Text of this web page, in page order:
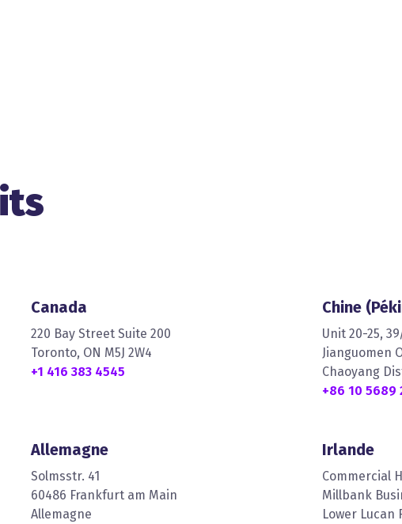
Canada
220 Bay Street Suite 200
Toronto, ON M5J 2W4
+1 416 383 4545
Chine
Unit 20-25,
Jianguomen
Chaoyang
+86 10 5689
Allemagne
Solmsstr. 41
60486 Frankfurt am Main
Allemagne
Irlande
Commercial
Millbank
Lower Lucan